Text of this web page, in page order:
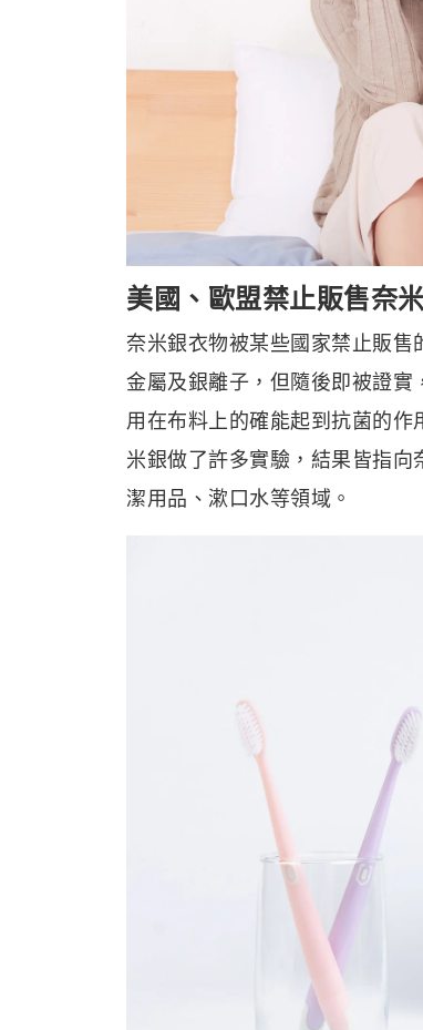
美國、歐盟禁止販售奈
奈米銀衣物被某些國家禁止販
金屬及銀離子，但隨後即被證
用在布料上的確能起到抗菌的
米銀做了許多實驗，結果皆指
潔用品、漱口水等領域。